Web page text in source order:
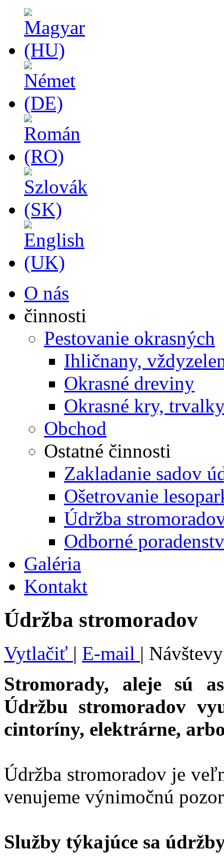
O nás
činnosti
Pestovanie okrasných
Ihličnany,
Okrasné dreviny
Okrasné kry,
Obchod
Ostatné činnosti
Zakladanie sadov
Ošetrovanie
Údržba
Odborné
Galéria
Kontakt
Údržba stromoradov
Vytlačiť | E-mail |
Stromorady, aleje sú
Údržbu stromoradov
cintoríny, elektrárne,
Údržba stromoradov je
venujeme výnimočnú
Služby týkajúce sa